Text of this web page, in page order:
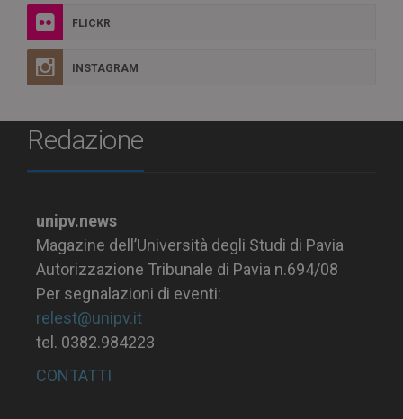
FLICKR
INSTAGRAM
Redazione
unipv.news
Magazine dell’Università degli Studi di Pavia
Autorizzazione Tribunale di Pavia n.694/08
Per segnalazioni di eventi:
relest@unipv.it
tel. 0382.984223
CONTATTI